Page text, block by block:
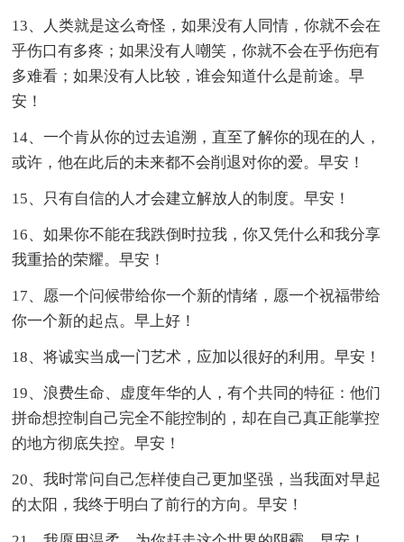
13、人类就是这么奇怪，如果没有人同情，你就不会在
乎伤口有多疼；如果没有人嘲笑，你就不会在乎伤疤有
多难看；如果没有人比较，谁会知道什么是前途。早
安！
14、一个肯从你的过去追溯，直至了解你的现在的人，
或许，他在此后的未来都不会削退对你的爱。早安！
15、只有自信的人才会建立解放人的制度。早安！
16、如果你不能在我跌倒时拉我，你又凭什么和我分享
我重拾的荣耀。早安！
17、愿一个问候带给你一个新的情绪，愿一个祝福带给
你一个新的起点。早上好！
18、将诚实当成一门艺术，应加以很好的利用。早安！
19、浪费生命、虚度年华的人，有个共同的特征：他们
拼命想控制自己完全不能控制的，却在自己真正能掌控
的地方彻底失控。早安！
20、我时常问自己怎样使自己更加坚强，当我面对早起
的太阳，我终于明白了前行的方向。早安！